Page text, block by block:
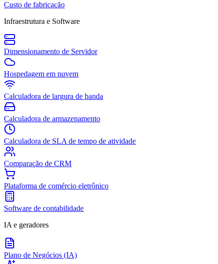
Custo de fabricação
Infraestrutura e Software
Dimensionamento de Servidor
Hospedagem em nuvem
Calculadora de largura de banda
Calculadora de armazenamento
Calculadora de SLA de tempo de atividade
Comparação de CRM
Plataforma de comércio eletrônico
Software de contabilidade
IA e geradores
Plano de Negócios (IA)